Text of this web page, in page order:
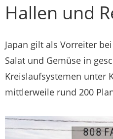
Hallen und
Japan gilt als Vorreiter
Salat und Gemüse in
Kreislaufsystemen unter
mittlerweile rund 200